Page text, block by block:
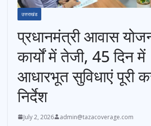
उत्तराखंड
प्रधानमंत्री आवास
कार्यों में तेजी, 45 दिन में
आधारभूत सुविधाएं पूरी
निर्देश
July 2, 2026 admin@tazacoverage.com